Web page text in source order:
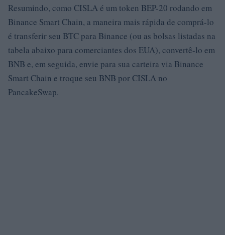
Resumindo, como CISLA é um token BEP-20 rodando em
Binance Smart Chain, a maneira mais rápida de comprá-lo
é transferir seu BTC para Binance (ou as bolsas listadas na
tabela abaixo para comerciantes dos EUA), convertê-lo em
BNB e, em seguida, envie para sua carteira via Binance
Smart Chain e troque seu BNB por CISLA no
PancakeSwap.